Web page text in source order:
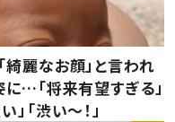
麗なお顔」と言われ
…「将来有望すぎる」
「渋い～！」